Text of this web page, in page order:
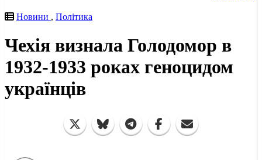
Новини , Політика
Чехія визнала Голодомор в
1932-1933 роках геноцидом
українців